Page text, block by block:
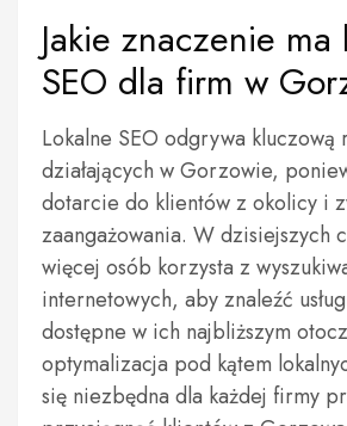
Jakie znaczenie ma
SEO dla firm w
Lokalne SEO odgrywa kluczową
działających w Gorzowie,
dotarcie do klientów z okolicy i
zaangażowania. W dzisiejszych
więcej osób korzysta z
internetowych, aby znaleźć
dostępne w ich najbliższym
optymalizacja pod kątem
się niezbędna dla każdej firmy